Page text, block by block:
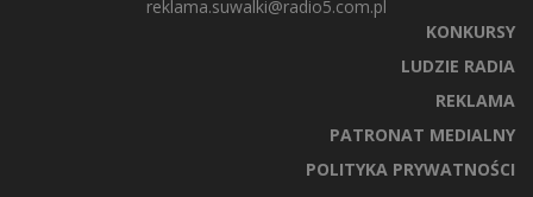
reklama.suwalki@radio5.com.pl
KONKURSY
LUDZIE RADIA
REKLAMA
PATRONAT MEDIALNY
POLITYKA PRYWATNOŚCI